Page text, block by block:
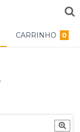
CARRINHO 0